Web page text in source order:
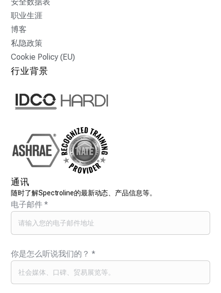
职业生涯
博客
私隐政策
Cookie Policy (EU)
行业背景
通讯
随时了解Spectroline的最新动态、产品信息等。
电子邮件*
你是怎么听说我们的？*